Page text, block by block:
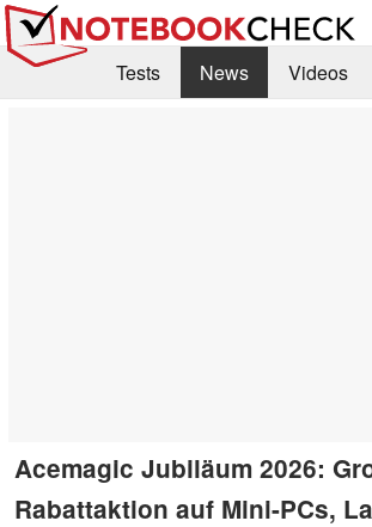
Tests News
Videos
Acemagic Jubiläum 2026:
Rabattaktion auf Mini-PCs,